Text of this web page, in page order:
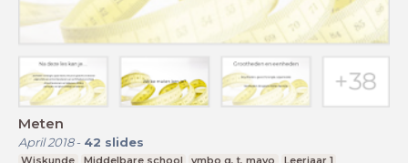
Meten
April 2018- 42 slides
Wiskunde Middelbare school vmbo g, t, mavo Leerjaar 1